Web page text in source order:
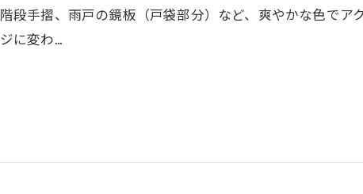
階段手摺、雨戸の鏡板（戸袋部分）など、爽やかな色でア
ジに変わ…